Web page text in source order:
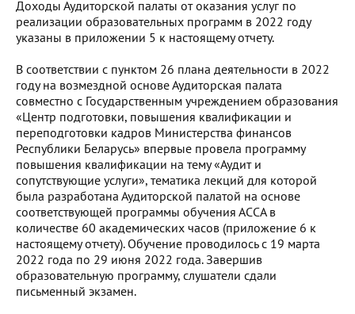
Доходы Аудиторской палаты от оказания услуг по
реализации образовательных программ в 2022 году
указаны в приложении 5 к настоящему отчету.
В соответствии с пунктом 26 плана деятельности в 2022
году на возмездной основе Аудиторская палата
совместно с Государственным учреждением образования
«Центр подготовки, повышения квалификации и
переподготовки кадров Министерства финансов
Республики Беларусь» впервые провела программу
повышения квалификации на тему «Аудит и
сопутствующие услуги», тематика лекций для которой
была разработана Аудиторской палатой на основе
соответствующей программы обучения АССА в
количестве 60 академических часов (приложение 6 к
настоящему отчету). Обучение проводилось с 19 марта
2022 года по 29 июня 2022 года. Завершив
образовательную программу, слушатели сдали
письменный экзамен.